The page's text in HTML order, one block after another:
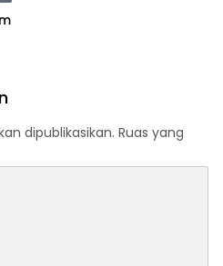
dipublikasikan. Ruas yang